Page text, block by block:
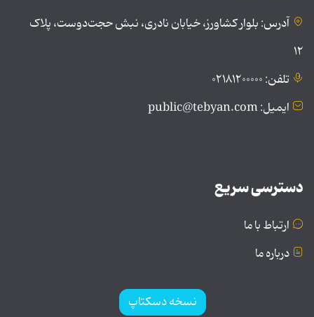
آدرس: بلوار کشاورز، خیابان نادری، نبش حجت‌دوست، پلاک
۱۲
تلفن: ۰۲۱۸۱۲۰۰۰۰۰
ایمیل: public@tebyan.com
دسترسی سریع
ارتباط با ما
درباره ما
نسخه دسکتاپ